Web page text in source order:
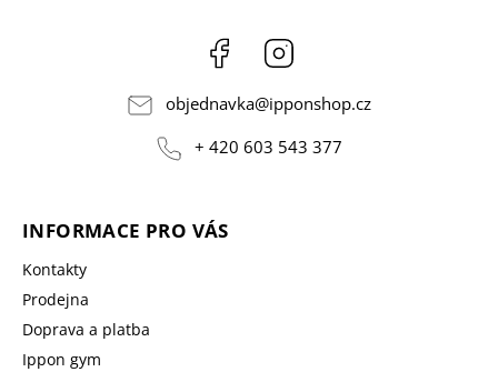
Facebook
objednavka@ipponshop.cz
+ 420 603 543 377
INFORMACE PRO VÁS
Kontakty
Prodejna
Doprava a platba
Ippon gym